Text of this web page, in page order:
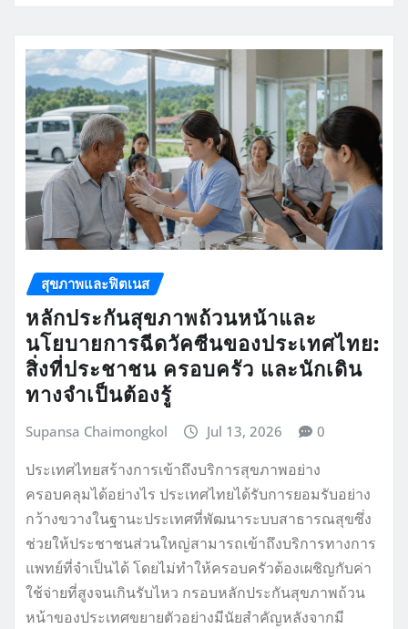
สุขภาพและฟิตเนส
หลักประกันสุขภาพถ้วนหน้าและ
นโยบายการฉีดวัคซีนของประเทศไทย:
สิ่งที่ประชาชน ครอบครัว และนักเดิน
ทางจำเป็นต้องรู้
Supansa Chaimongkol Jul 13, 2026 0
ประเทศไทยสร้างการเข้าถึงบริการสุขภาพอย่าง
ครอบคลุมได้อย่างไร ประเทศไทยได้รับการยอมรับอย่าง
กว้างขวางในฐานะประเทศที่พัฒนาระบบสาธารณสุขซึ่ง
ช่วยให้ประชาชนส่วนใหญ่สามารถเข้าถึงบริการทางการ
แพทย์ที่จำเป็นได้ โดยไม่ทำให้ครอบครัวต้องเผชิญกับค่า
ใช้จ่ายที่สูงจนเกินรับไหว กรอบหลักประกันสุขภาพถ้วน
หน้าของประเทศขยายตัวอย่างมีนัยสำคัญหลังจากมี